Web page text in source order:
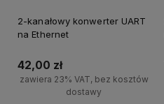
2-kanałowy konwerter UART
na Ethernet
42,00 zł
zawiera 23% VAT, bez kosztów
dostawy